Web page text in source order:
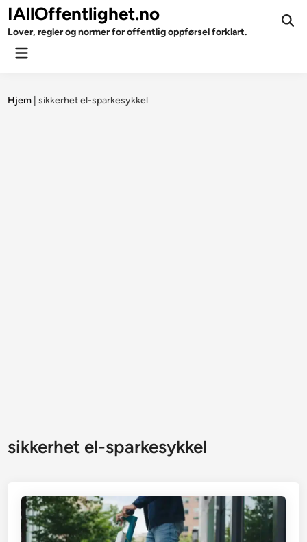
Skip
to
content
IAllOffentlighet.no
Lover, regler og normer for offentlig oppførsel forklart.
Main
Hjem |sikkerhet el-sparkesykkel
sikkerhet el-sparkesykkel